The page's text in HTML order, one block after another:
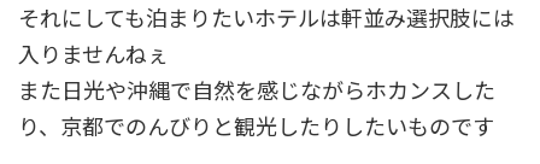
それにしても泊まりたいホテルは軒並み選択肢には
入りませんねぇ
また日光や沖縄で自然を感じながらホカンスした
り、京都でのんびりと観光したりしたいものです